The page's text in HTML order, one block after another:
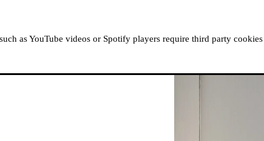
À PROPOS RÉSIDENCES
LISEZ, ÉCOUTEZ,
as YouTube videos or Spotify players require third party